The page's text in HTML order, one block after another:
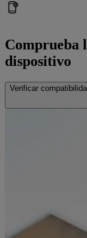
Comprueba
dispositivo
Verificar